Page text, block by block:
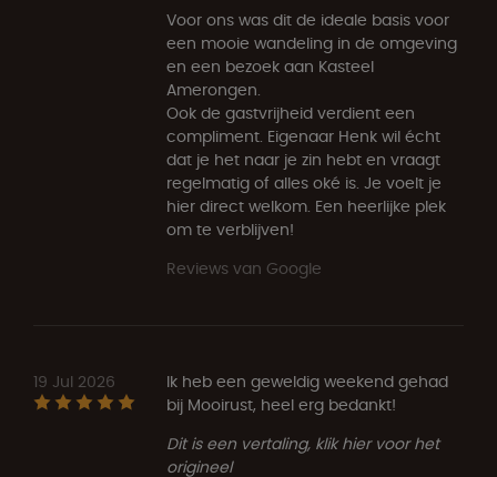
Voor ons was dit de ideale basis voor
een mooie wandeling in de omgeving
en een bezoek aan Kasteel
Amerongen.
Ook de gastvrijheid verdient een
compliment. Eigenaar Henk wil écht
dat je het naar je zin hebt en vraagt
regelmatig of alles oké is. Je voelt je
hier direct welkom. Een heerlijke plek
om te verblijven!
Reviews van Google
19 Jul 2026
Ik heb een geweldig weekend gehad
bij Mooirust, heel erg bedankt!
Dit is een vertaling, klik hier voor het
origineel